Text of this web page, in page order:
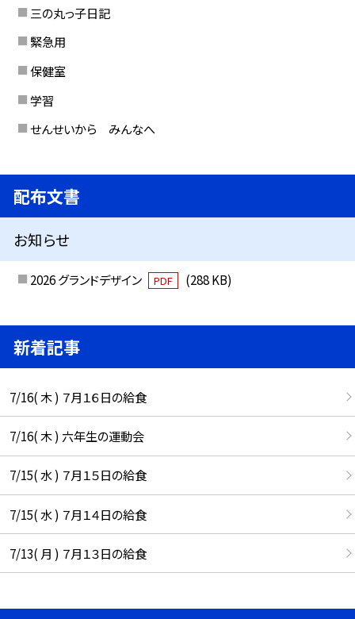
三の丸っ子日記
緊急用
保健室
学習
せんせいから みんなへ
配布文書
お知らせ
2026 グランドデザイン PDF (288 KB)
新着記事
7/16( 木 ) ７月１６日の給食
7/16( 木 ) 六年生の運動会
7/15( 水 ) ７月１５日の給食
7/15( 水 ) ７月１４日の給食
7/13( 月 ) ７月１３日の給食